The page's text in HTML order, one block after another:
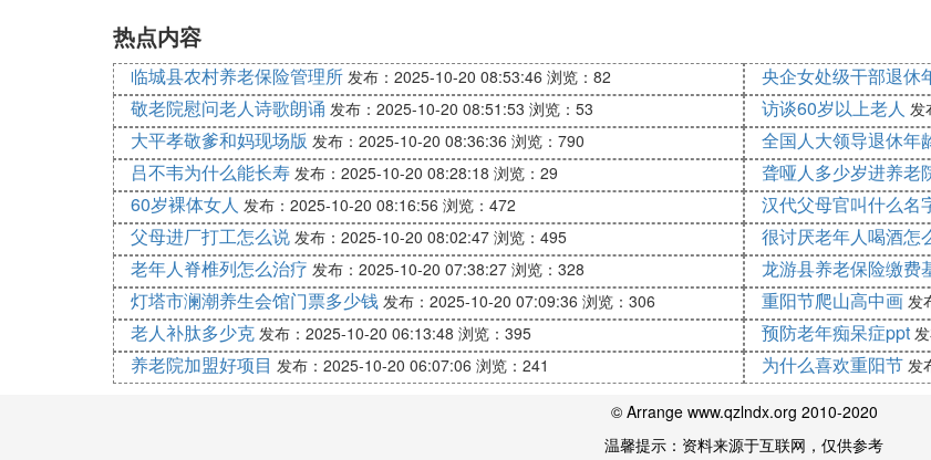
单位的原因，单位要负责职工的损失。
个体户如果以灵活就业人员参加 社会 保险，是自己承担全部的 社会 保险费。办理退休一般
档案。
办理退休以后，将个人档案移交给户籍地街道办事处档案管理部门。
如果当地有政策，可能还可以享受到政府发放的独生子女费。现在一些地区对于城镇无业或
说我母亲每月领取80元。
办理退休并不影响自己打工和日常正常经营，能够每月多一份养老金收入也是非常不错的。
实施养老保险制度缴费以后，尤其是当地建立个人账户养老保险制度以后，退休人员的养老
账户养老金两部分构成。
如果是职工参加工作较早，在当地建立养老保险制度以前缴纳了保险或者有视同缴费年限，
是不会产生视同缴费年限的。
个人账户养老金等于退休时个人账户的余额除以退休年龄确定的计发月数，个人账户余额主
热点内容
临城县农村养老保险管理所 发布：2025-10-20 08:53:46 浏览：82 央企女处级干部退休
敬老院慰问老人诗歌朗诵 发布：2025-10-20 08:51:53 浏览：53 访谈60岁以上老人 发
大平孝敬爹和妈现场版 发布：2025-10-20 08:36:36 浏览：790 全国人大领导退休年
吕不韦为什么能长寿 发布：2025-10-20 08:28:18 浏览：29 聋哑人多少岁进养老
60岁裸体女人 发布：2025-10-20 08:16:56 浏览：472 汉代父母官叫什么名
父母进厂打工怎么说 发布：2025-10-20 08:02:47 浏览：495 很讨厌老年人喝酒怎
老年人脊椎列怎么治疗 发布：2025-10-20 07:38:27 浏览：328 龙游县养老保险缴费
灯塔市澜潮养生会馆门票多少钱 发布：2025-10-20 07:09:36 浏览：306 重阳节爬山高中画 发
老人补肽多少克 发布：2025-10-20 06:13:48 浏览：395 预防老年痴呆症ppt
养老院加盟好项目 发布：2025-10-20 06:07:06 浏览：241 为什么喜欢重阳节 发
© Arrange www.qzlndx.org 2010-2020
温馨提示：资料来源于互联网，仅供参考